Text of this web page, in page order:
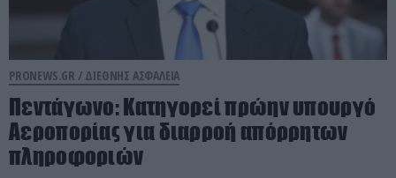
PRONEWS.GR / ΔΙΕΘΝΗΣ ΑΣΦΑΛΕΙΑ
Πεντάγωνο: Κατηγορεί πρώην υπουργό
Αεροπορίας για διαρροή απόρρητων
πληροφοριών